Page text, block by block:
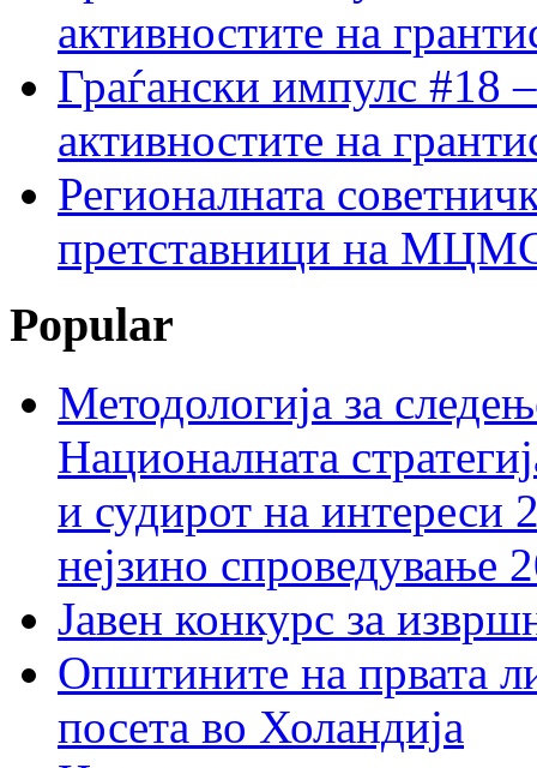
активностите на
Граѓански импулс #18
активностите на
Регионалната
претставници на МЦМС
Popular
Методологија за
Националната
и судирот на интереси
нејзино спроведување
Јавен конкурс за
Општините на првата
посета во Холандија